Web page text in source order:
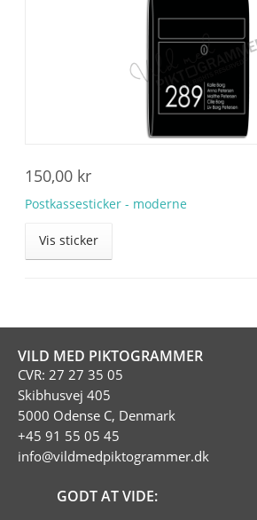
150,00kr
Postkassesticker - moderne
Vis sticker
VILD MED PIKTOGRAMMER
CVR: 27 27 35 05
Skibhusvej 405
5000 Odense C, Denmark
+45 91 55 05 45
info@vildmedpiktogrammer.dk
GODT AT VIDE: